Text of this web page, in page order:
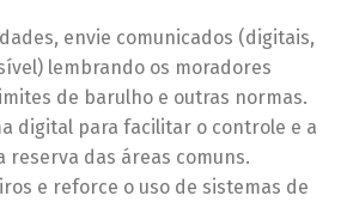
envie comunicados (digitais,
lembrando os moradores
de barulho e outras normas.
digital para facilitar o controle e a
reserva das áreas comuns.
e reforce o uso de sistemas de